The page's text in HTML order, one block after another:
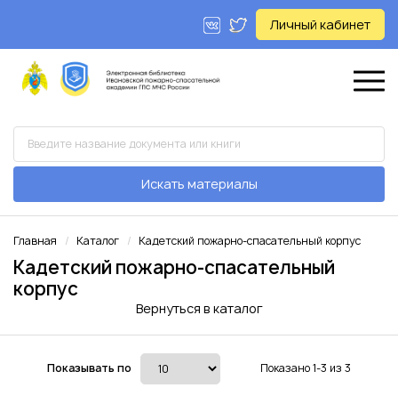
Личный кабинет
Искать материалы
Главная Каталог Кадетский пожарно-спасательный корпус
Кадетский пожарно-спасательный
корпус
Вернуться в каталог
Показывать по Показано 1-3 из 3